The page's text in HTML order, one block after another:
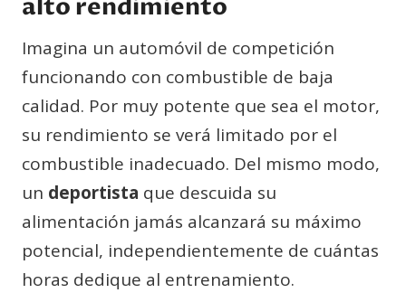
alto rendimiento
Imagina un automóvil de competición
funcionando con combustible de baja
calidad. Por muy potente que sea el motor,
su rendimiento se verá limitado por el
combustible inadecuado. Del mismo modo,
un deportista que descuida su
alimentación jamás alcanzará su máximo
potencial, independientemente de cuántas
horas dedique al entrenamiento.